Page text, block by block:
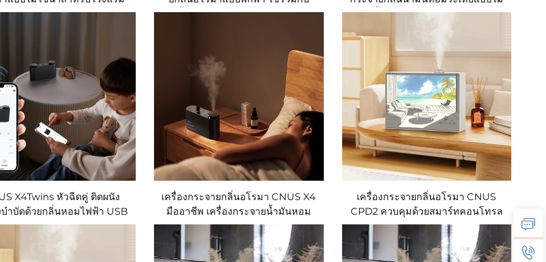
ใช้หัวพ่นแบบสองของเหลว
น้ำมันหอมระเหย ควบคุมผ่าน
ใช้น้ำ ควบคุมผ่านแอปพลิเคชัน
เครื่องทำงานเงียบ มีพื้นที่ครอบคลุม
400 ลูกบาศก์เมตร เครื่องกระจาย
กลิ่นหอม
X4Twins หัวฉีดคู่ ติดผนัง
บำบัดด้วยกลิ่นหอมไฟฟ้า USB
Diffuser สำหรับบ้าน
ขนาด200cbm
เครื่องกระจายกลิ่นอโรมา CNUS X4
มืออาชีพ เครื่องกระจายน้ำมันหอม
ระเหยแบบตะวันออกกลาง ขนาด
น้ำมันหอมระเหย 10ML พร้อมกลิ่น
น้ำหอมและไฟ LED
เครื่องกระจายกลิ่นอโรมา CNUS
CPD2 ควบคุมด้วยสมาร์ทคอนโทรล
เหมาะสำหรับใช้ในเชิงพาณิชย์
ทำงานเงียบ มีระบบกระจายน้ำมัน
หอมระเหยและบำบัดด้วยกลิ่น